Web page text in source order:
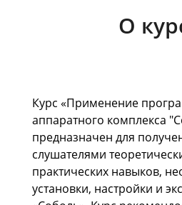
О
Курс «Применение
аппаратного комплекса
предназначен для
слушателями
практических навыков,
установки, настройки и